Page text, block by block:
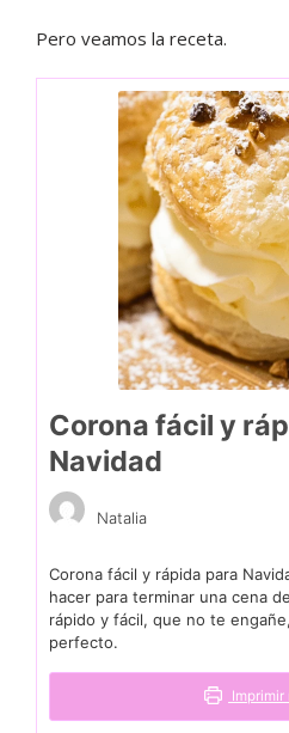
Pero veamos la receta.
Corona fácil y
Navidad
Natalia
Corona fácil y rápida para
hacer para terminar una cena
rápido y fácil, que no te
perfecto.
Imprimir